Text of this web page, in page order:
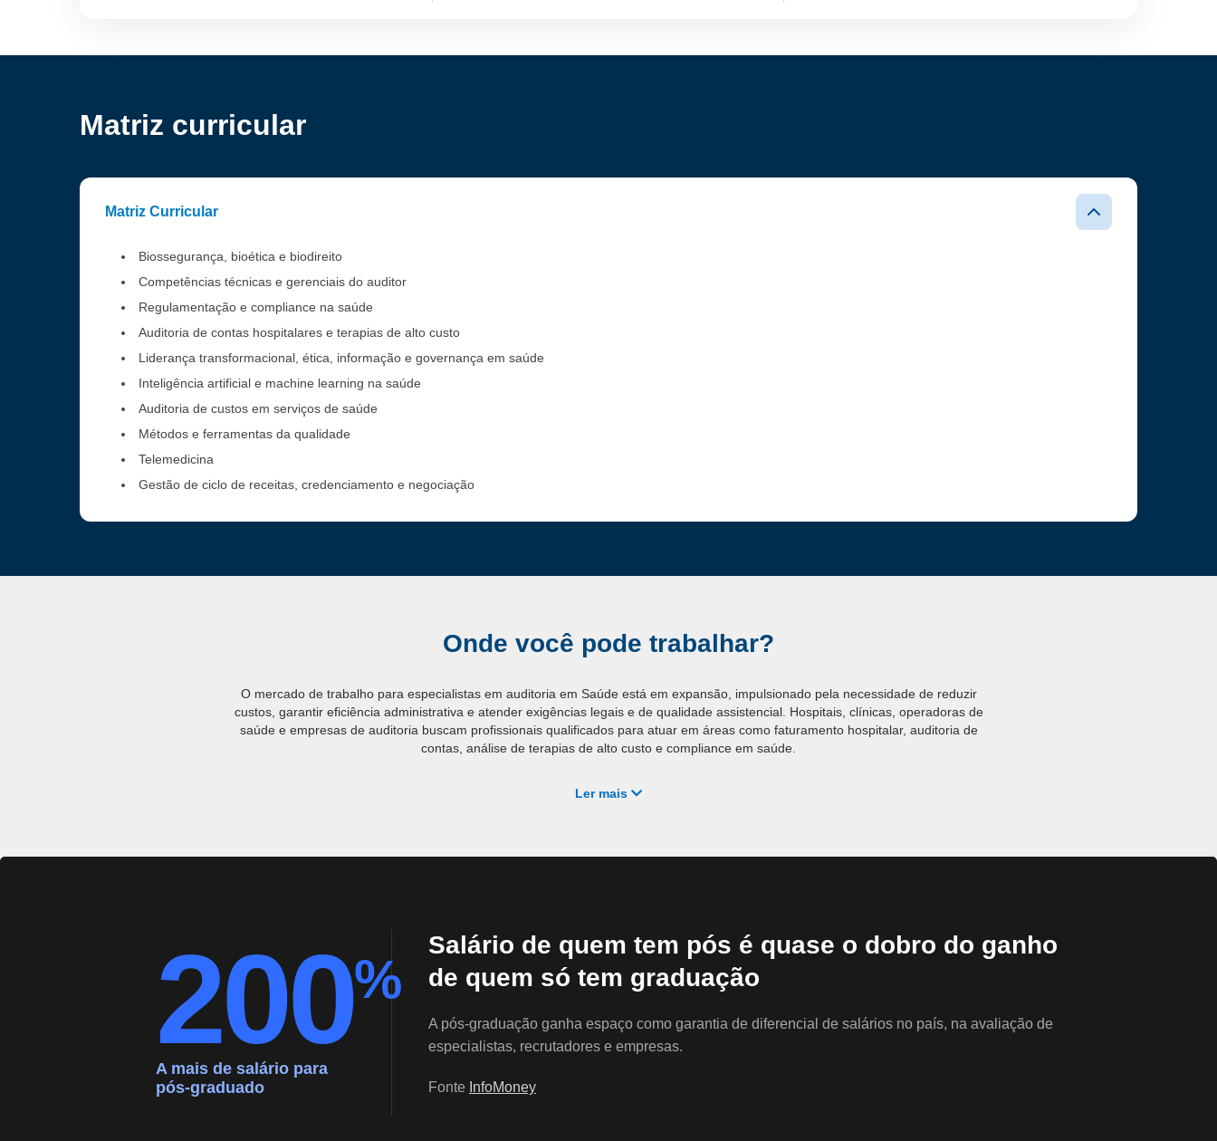
Matriz curricular
Matriz Curricular
Biossegurança, bioética e biodireito
Competências técnicas e gerenciais do auditor
Regulamentação e compliance na saúde
Auditoria de contas hospitalares e terapias de alto custo
Liderança transformacional, ética, informação e governança em saúde
Inteligência artificial e machine learning na saúde
Auditoria de custos em serviços de saúde
Métodos e ferramentas da qualidade
Telemedicina
Gestão de ciclo de receitas, credenciamento e negociação
Onde você pode trabalhar?
O mercado de trabalho para especialistas em auditoria em Saúde está em expansão, impulsionado pela necessidade de reduzir
custos, garantir eficiência administrativa e atender exigências legais e de qualidade assistencial. Hospitais, clínicas, operadoras de
saúde e empresas de auditoria buscam profissionais qualificados para atuar em áreas como faturamento hospitalar, auditoria de
contas, análise de terapias de alto custo e compliance em saúde.
formação específica em auditoria. Já no setor privado, a especialização abre portas para auditores internos, consultores
Ler mais
200%
A mais de salário para
pós-graduado
Salário de quem tem pós é quase o dobro do ganho
de quem só tem graduação
A pós-graduação ganha espaço como garantia de diferencial de salários no país, na avaliação de
especialistas, recrutadores e empresas.
Fonte InfoMoney